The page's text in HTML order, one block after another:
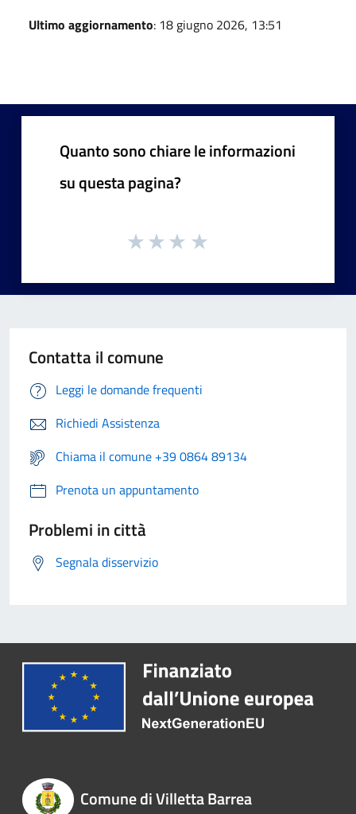
Ultimo aggiornamento: 18 giugno 2026, 13:51
Quanto sono chiare le informazioni
su questa pagina?
Contatta il comune
Leggi le domande frequenti
Richiedi Assistenza
Chiama il comune +39 0864 89134
Prenota un appuntamento
Problemi in città
Segnala disservizio
Comune di Villetta Barrea